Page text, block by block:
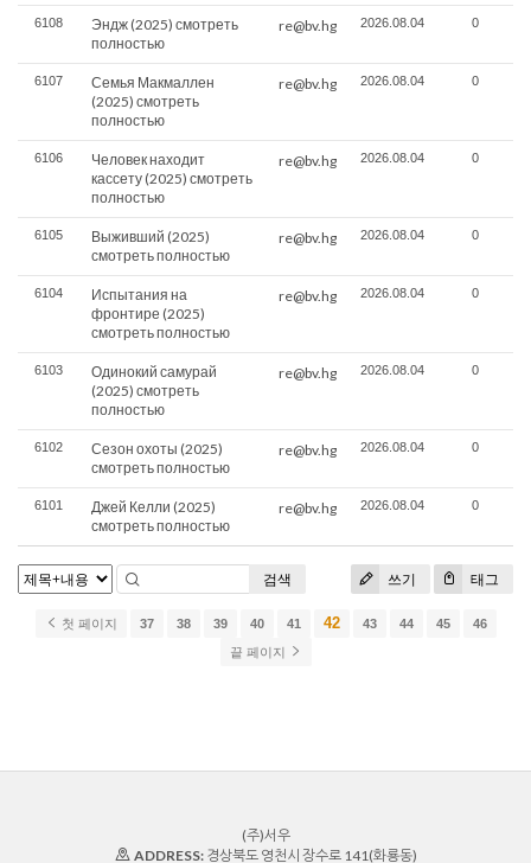
6108
Эндж (2025) смотреть
полностью
re@bv.hg 2026.08.04 0
6107
Семья Макмаллен
(2025) смотреть
полностью
re@bv.hg 2026.08.04 0
6106
Человек находит
кассету (2025) смотреть
полностью
re@bv.hg 2026.08.04 0
6105
Выживший (2025)
смотреть полностью
re@bv.hg 2026.08.04 0
6104
Испытания на
фронтире (2025)
смотреть полностью
re@bv.hg 2026.08.04 0
6103
Одинокий самурай
(2025) смотреть
полностью
re@bv.hg 2026.08.04 0
6102
Сезон охоты (2025)
смотреть полностью
re@bv.hg 2026.08.04 0
6101
Джей Келли (2025)
смотреть полностью
re@bv.hg 2026.08.04 0
쓰기 태그
검색
첫 페이지 37 38 39 40 41 42 43 44 45
46
끝 페이지
(주)서우
ADDRESS: 경상북도 영천시 장수로 141(화룡동)